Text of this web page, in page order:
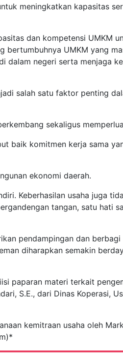
meningkatkan kapasitas
dan kompetensi UMKM
bertumbuhnya UMKM yang
dalam negeri serta menjaga
salah satu faktor penting
sekaligus
baik komitmen kerja sama
ekonomi daerah.
Keberhasilan usaha juga
tangan, satu hati
pendampingan dan
diharapkan semakin
paparan materi terkait
S.E., dari Dinas Koperasi,
kemitraan usaha oleh